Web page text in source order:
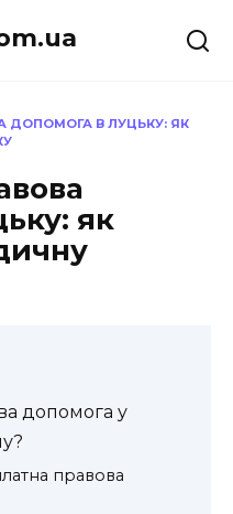
ДОПОМОГА В ЛУЦЬКУ: ЯК
як
допомога у
правова